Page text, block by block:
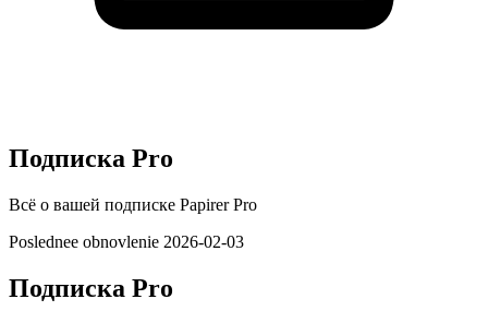
Подписка Pro
Всё о вашей подписке Papirer Pro
Poslednee obnovlenie 2026-02-03
Подписка Pro